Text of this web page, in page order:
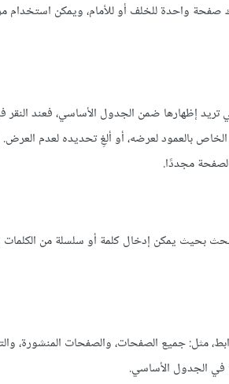
صفحة واحدة للخلف أو للأمام، ويمكن
تريد إظهارها ضمن الجدول الأساسي، فعند
الخاص بالعمود لعرضه، أو ألغِ تحديده لعدم
مجددًا.
بحيث يمكن إدخال كلمة أو سلسلة من
مثل: جميع الصفحات، والصفحات المنشورة،
الجدول الأساسي.